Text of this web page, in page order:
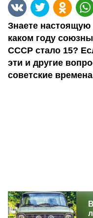
Знаете
каком году
СССР стало 15?
эти и другие
советские